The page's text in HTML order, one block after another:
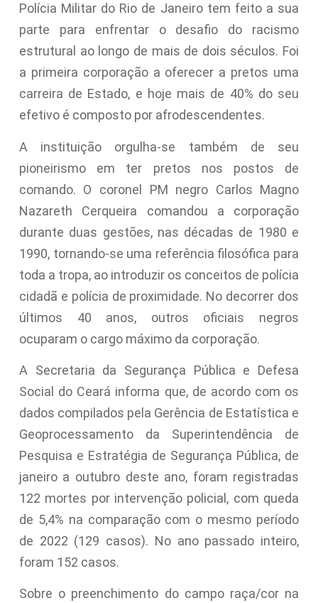
Polícia Militar do Rio de Janeiro tem feito a sua
parte para enfrentar o desafio do racismo
estrutural ao longo de mais de dois séculos. Foi
a primeira corporação a oferecer a pretos uma
carreira de Estado, e hoje mais de 40% do seu
efetivo é composto por afrodescendentes.
A instituição orgulha-se também de seu
pioneirismo em ter pretos nos postos de
comando. O coronel PM negro Carlos Magno
Nazareth Cerqueira comandou a corporação
durante duas gestões, nas décadas de 1980 e
1990, tornando-se uma referência filosófica para
toda a tropa, ao introduzir os conceitos de polícia
cidadã e polícia de proximidade. No decorrer dos
últimos 40 anos, outros oficiais negros
ocuparam o cargo máximo da corporação.
A Secretaria da Segurança Pública e Defesa
Social do Ceará informa que, de acordo com os
dados compilados pela Gerência de Estatística e
Geoprocessamento da Superintendência de
Pesquisa e Estratégia de Segurança Pública, de
janeiro a outubro deste ano, foram registradas
122 mortes por intervenção policial, com queda
de 5,4% na comparação com o mesmo período
de 2022 (129 casos). No ano passado inteiro,
foram 152 casos.
Sobre o preenchimento do campo raça/cor na